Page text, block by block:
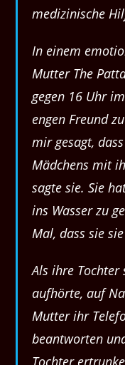
medizinische
In einem
Mutter The
gegen 16 Uhr
engen Freund
mir gesagt,
Mädchens mit
sagte sie. Sie
ins Wasser zu
Mal, dass sie
Als ihre Tochter
aufhörte, auf
Mutter ihr
beantworten
Tochter